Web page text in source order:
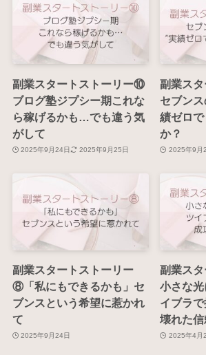
副業スタートストーリー⑩
ブログ塾ジプシー期これな
ら稼げるかも…でも違う気
がして
2025年9月24日 2025年9月25日
副業ス
セブン
績ゼロ
か？
2025年9月
副業スタートストーリー
⑧「私にもできるかも」セ
ブンスという希望に惹かれ
て
2025年9月24日
副業ス
小さな
イブラ
壊れた
2025年4月